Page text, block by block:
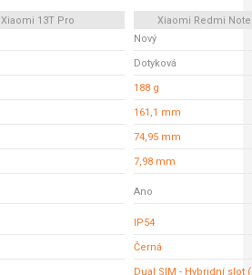
Xiaomi 13T Pro
Xiaomi Redmi
Nový
Dotyková
188 g
161,1 mm
74,95 mm
7,98 mm
Ano
IP54
Černá
Dual SIM - Hybridní slot